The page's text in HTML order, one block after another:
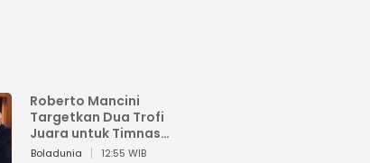
Roberto Mancini
Targetkan Dua Trofi
Juara untuk Timnas
Italia
Boladunia 12:55 WIB